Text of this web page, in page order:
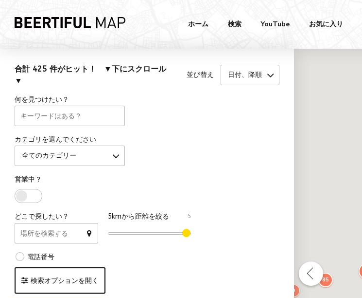
ホーム 検索 YouTube お気に入り
85
9
合計 425 件がヒット！ ▼下にスクロール
▼
並び替え 日付、降順
何を見つけたい？
カテゴリを選んでください
全てのカテゴリー
営業中？
どこで探したい？ 5kmから距離を絞る
電話番号
検索オプションを開く